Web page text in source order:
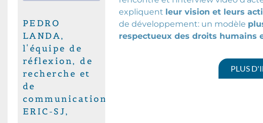
PEDRO
LANDA,
l'équipe de
réflexion, de
recherche et
de
communication,
ERIC-SJ,
expliquent leur vision et leurs
de développement: un modèle
respectueux des droits humains
PLUS